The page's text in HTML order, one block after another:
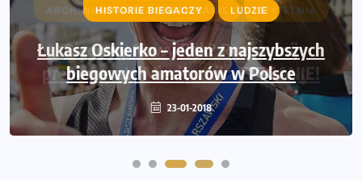
HISTORIE BIEGACZY LUDZIE
Łukasz Oskierko – jeden z najszybszych
biegowych amatorów w Polsce
23-01-2018
ARCHIWUM MAGAZYNU BIEGANIE CZYTELNIA
Biegowy Nowy Rok? Rozpocznij
prenumeratę Miesięcznika BIEGANIE!
05-01-2018